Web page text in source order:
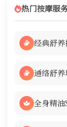
热门按摩服
经典舒
通络舒
全身精油